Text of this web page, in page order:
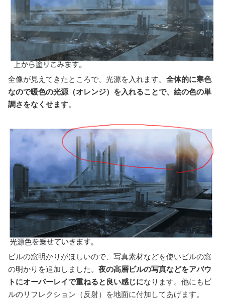
全像が見えてきたところで、光源を入れます。 全体的に寒色
なので暖色の光源（オレンジ）を入れることで、絵の色の単
調さをなくせます。
ビルの窓明かりがほしいので、写真素材などを使いビルの窓
の明かりを追加しました。 夜の高層ビルの写真などをアバウ
トにオーバーレイで重ねると良い感じになります。他にもビ
ルのリフレクション（反射）を地面に付加してあげます。